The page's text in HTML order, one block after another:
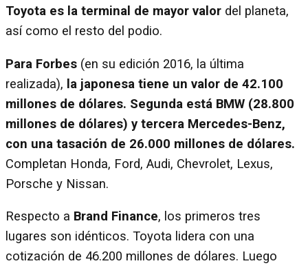
Toyota es la terminal de mayor valor del planeta,
así como el resto del podio.
Para Forbes (en su edición 2016, la última
realizada), la japonesa tiene un valor de 42.100
millones de dólares. Segunda está BMW (28.800
millones de dólares) y tercera Mercedes-Benz,
con una tasación de 26.000 millones de dólares.
Completan Honda, Ford, Audi, Chevrolet, Lexus,
Porsche y Nissan.
Respecto a Brand Finance, los primeros tres
lugares son idénticos. Toyota lidera con una
cotización de 46.200 millones de dólares. Luego